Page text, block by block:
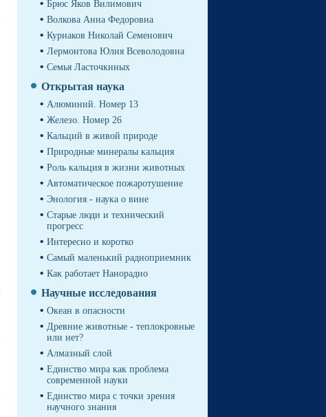
Брюс Яков Вилимович
Волкова Анна Федоровна
Курнаков Николай Семенович
Лермонтова Юлия Всеволодовна
Семья Ласточкиных
Открытая наука
Алюминий. Номер 13
Железо. Номер 26
Кальций в живой природе
Природные минералы кальция
Роль кальция в жизни животных
Автоматическое пожаротушение
Энология - наука о вине
Cтарые люди и технический
прогресс
Интересно и коротко
Самый маленький радиоприемник
Как работает Нанорадио
Научные исследования
Океан в опасности
Древние животные - теплокровные
или нет?
Алмазный слой
Единство мира как проблема
современной науки
Единство мира с точки зрения
научного знания